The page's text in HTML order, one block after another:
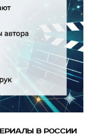
в России